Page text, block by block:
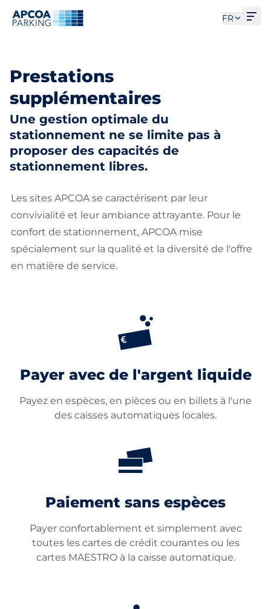
FR
Prestations
supplémentaires
Une gestion optimale du
stationnement ne se limite pas à
proposer des capacités de
stationnement libres.
Les sites APCOA se caractérisent par leur
convivialité et leur ambiance attrayante. Pour le
confort de stationnement, APCOA mise
spécialement sur la qualité et la diversité de l'offre
en matière de service.
Payer avec de l'argent liquide
Payez en espèces, en pièces ou en billets à l'une
des caisses automatiques locales.
Paiement sans espèces
Payer confortablement et simplement avec
toutes les cartes de crédit courantes ou les
cartes MAESTRO à la caisse automatique.